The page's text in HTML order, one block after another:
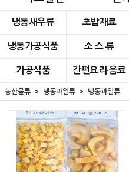
냉동새우류 초밥재료
냉동가공식품 소 스 류
가공식품 간편요리·음료
농산물류 냉동과일류 냉동과일류